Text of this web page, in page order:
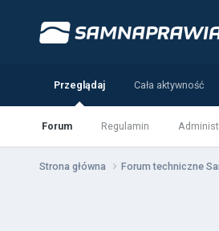
Przeglądaj
Forum Regulamin
Cała aktywność
Strona główna Forum techniczne